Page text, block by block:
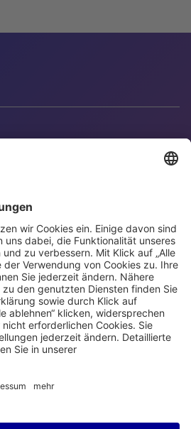
properties.socialType